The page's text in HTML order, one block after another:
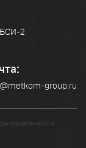
БСИ-2
group.ru